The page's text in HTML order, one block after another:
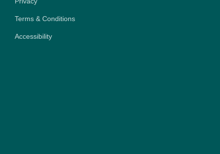
Terms & Conditions
Accessibility